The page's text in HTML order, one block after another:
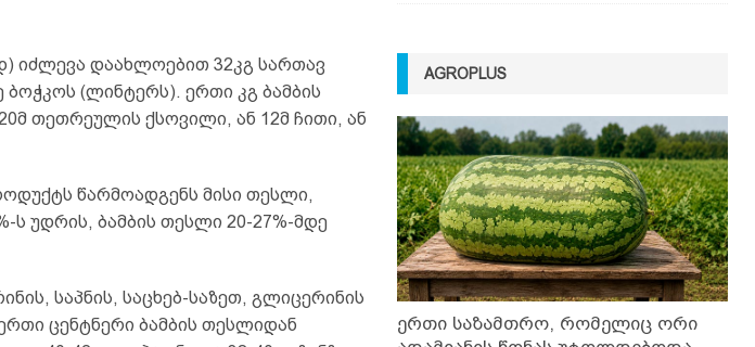
იძლევა დაახლოებით 32კგ სართავ
(ლინტერს). ერთი კგ ბამბის
თეთრეულის ქსოვილი, ან 12მ ჩითი, ან
წარმოადგენს მისი თესლი,
ს უდრის, ბამბის თესლი 20-27%-მდე
საპნის, საცხებ-საზეთ, გლიცერინის
ცენტნერი ბამბის თესლიდან
AGROPLUS
ერთი საზამთრო, რომელიც ორი